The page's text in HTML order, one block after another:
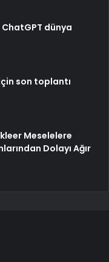
dünya
son toplantı
Meselelere
Dolayı Ağır